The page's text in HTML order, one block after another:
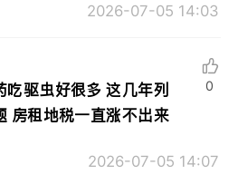
2026-07-05 14:03
驱虫好很多 这几年列
房租地税一直涨不出来
2026-07-05 14:07
0